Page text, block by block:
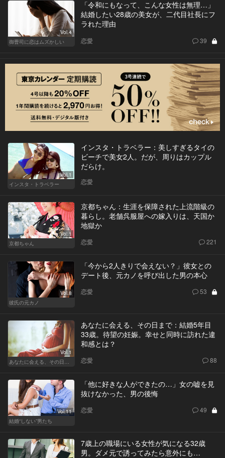
Vol.4
御曹司に恋はムズかしい
「令和にもなって、こんな女性は無理…」
結婚したい28歳の美女が、二代目社長にフ
ラれた理由
恋愛 39
Vol.1
インスタ・トラベラー
インスタ・トラベラー：美しすぎるタイの
ビーチで美女2人。だが、周りはカップル
だらけ。
恋愛
Vol.1
京都ちゃん
京都ちゃん：生涯を保障された上流階級の
暮らし。老舗呉服屋への嫁入りは、天国か
地獄か
恋愛 221
Vol.8
彼氏の元カノ
「今から2人きりで会えない？」彼女との
デート後、元カノを呼び出した男の本心
恋愛 53
Vol.1
あなたに会える、その日まで
あなたに会える、その日まで：結婚5年目
33歳。待望の妊娠。幸せと同時に訪れた違
和感とは？
恋愛 88
Vol.11
結婚“しない”男たち
「他に好きな人ができたの…」女の嘘を見
抜けなかった、男の後悔
恋愛 49
7歳上の職場にいる女性が気になる32歳
男。ダメ元で誘ってみたら意外にも…